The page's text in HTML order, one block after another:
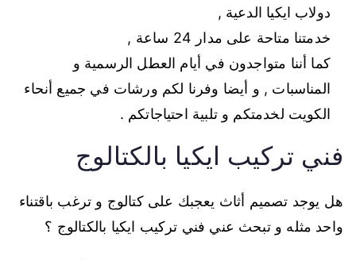
دولاب ايكيا الدعية ,
خدمتنا متاحة على مدار 24 ساعة ,
كما أننا متواجدون في أيام العطل الرسمية و
المناسبات , و أيضا وفرنا لكم ورشات في جميع أنحاء
الكويت لخدمتكم و تلبية احتياجاتكم .
فني تركيب ايكيا بالكتالوج
هل يوجد تصميم أثاث يعجبك على كتالوج و ترغب باقتناء
واحد مثله و تبحث عني فني تركيب ايكيا بالكتالوج ؟